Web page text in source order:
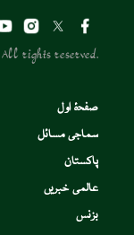
rights reserved.
صفحۂ اول
سماجی مسائل
پاکستان
عالمی خبریں
بزنس